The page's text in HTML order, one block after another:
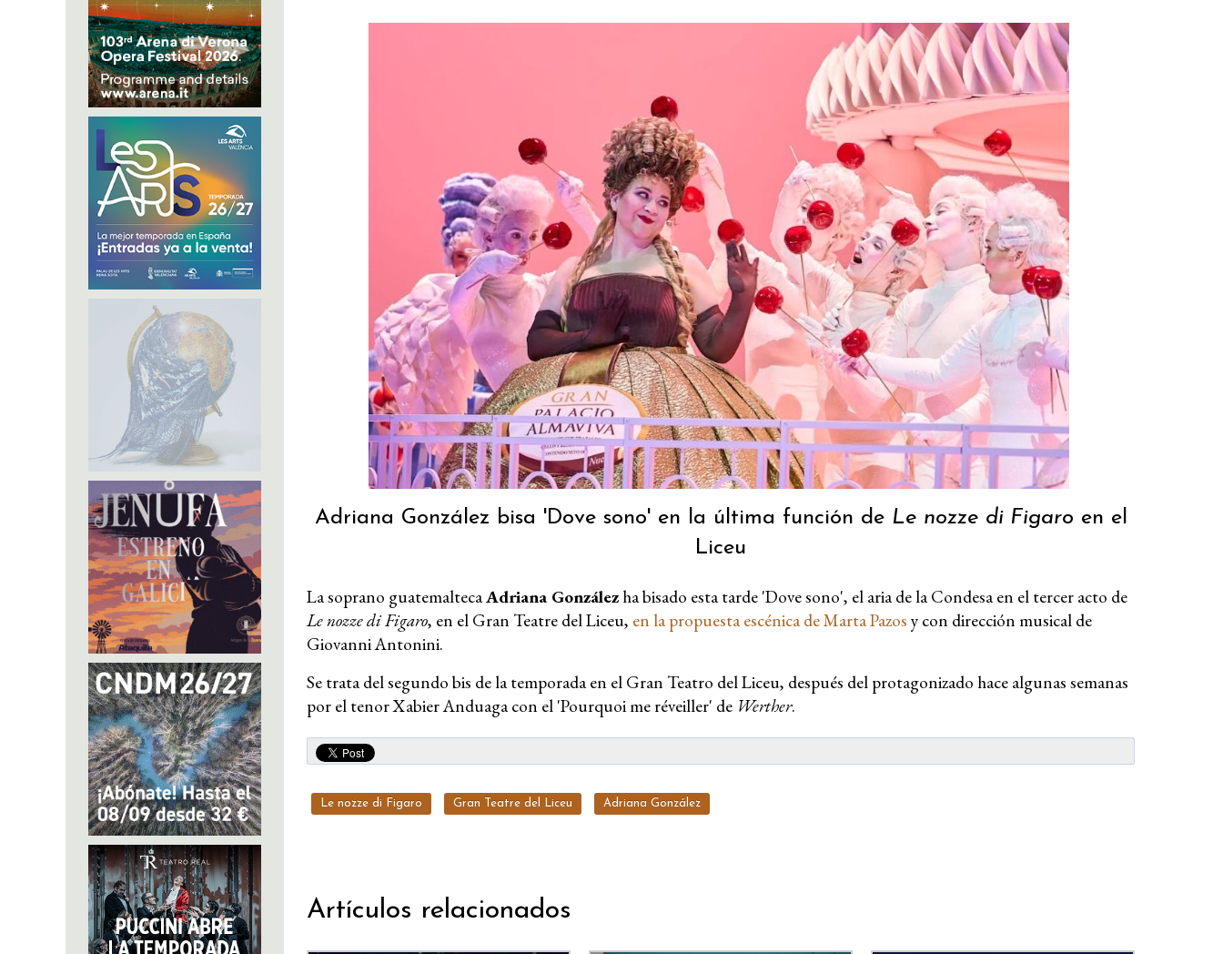
Adriana González bisa 'Dove sono' en la última función de Le nozze di Figaro en el
Liceu
La soprano guatemaltecaAdriana González ha bisado esta tarde 'Dove sono', el aria de la Condesa en el tercer acto de
Le nozze di Figaro, en el Gran Teatre del Liceu, en la propuesta escénica de Marta Pazos y con dirección musical de
Giovanni Antonini.
Se trata del segundo bis de la temporada en el Gran Teatro del Liceu, después del protagonizado hace algunas semanas
por el tenor Xabier Anduaga con el 'Pourquoi me réveiller' de Werther.
Le nozze di Figaro Gran Teatre del Liceu Adriana González
Artículos relacionados